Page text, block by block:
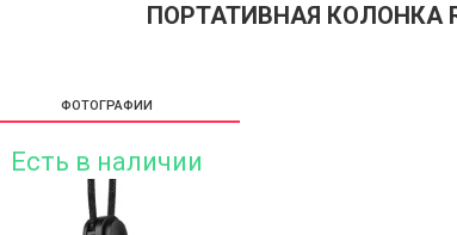
ПОРТАТИВНАЯ КОЛОНКА
ФОТОГРАФИИ
Есть в наличии